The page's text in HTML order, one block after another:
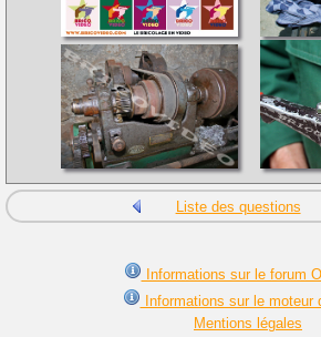
Liste des questions
Informations sur le forum
Informations sur le moteur
Mentions légales